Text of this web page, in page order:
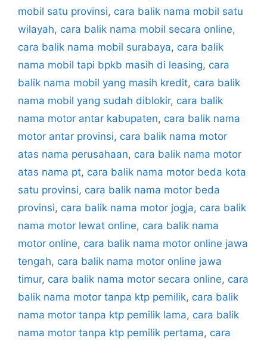
mobil satu provinsi, cara balik nama mobil satu
wilayah, cara balik nama mobil secara online,
cara balik nama mobil surabaya, cara balik
nama mobil tapi bpkb masih di leasing, cara
balik nama mobil yang masih kredit, cara balik
nama mobil yang sudah diblokir, cara balik
nama motor antar kabupaten, cara balik nama
motor antar provinsi, cara balik nama motor
atas nama perusahaan, cara balik nama motor
atas nama pt, cara balik nama motor beda kota
satu provinsi, cara balik nama motor beda
provinsi, cara balik nama motor jogja, cara balik
nama motor lewat online, cara balik nama
motor online, cara balik nama motor online jawa
tengah, cara balik nama motor online jawa
timur, cara balik nama motor secara online, cara
balik nama motor tanpa ktp pemilik, cara balik
nama motor tanpa ktp pemilik lama, cara balik
nama motor tanpa ktp pemilik pertama, cara